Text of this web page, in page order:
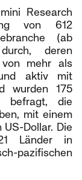
Research
von 612
(ab
deren
von mehr als
aktiv mit
wurden 175
befragt, die
mit einem
Dollar. Die
Länder in
pazifischen